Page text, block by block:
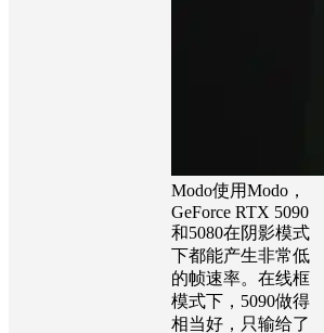
Modo使用Modo，
GeForce RTX 5090
和5080在阴影模式
下都能产生非常低
的帧速率。在线框
模式下，5090做得
相当好，只输给了